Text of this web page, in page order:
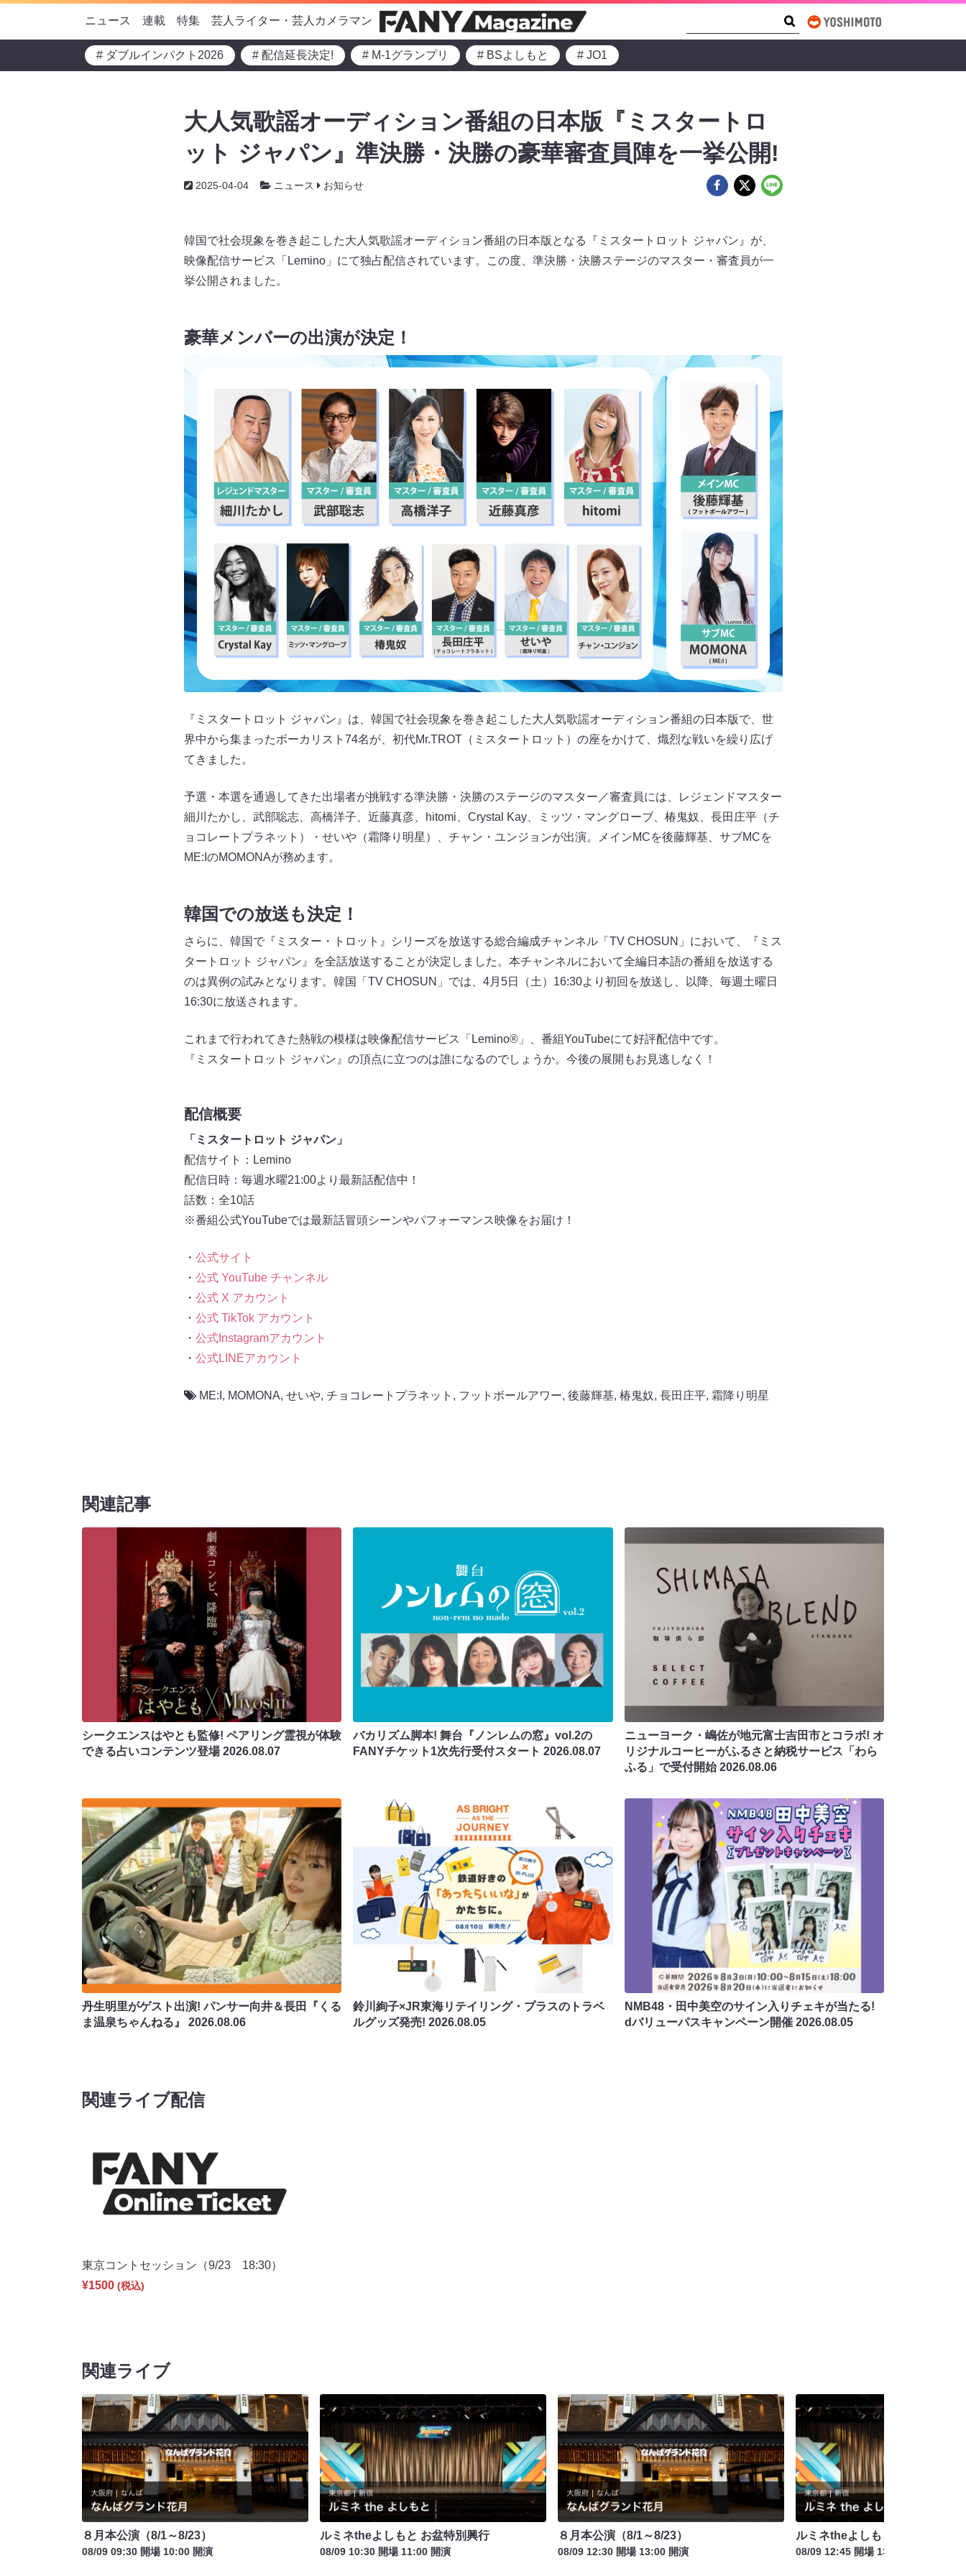
ニュース 連載 特集 芸人ライター・芸人カメラマン
# ダブルインパクト2026 # 配信延長決定! # M-1グランプリ # BSよしもと # JO1
大人気歌謡オーディション番組の日本版『ミスタートロ
ット ジャパン』準決勝・決勝の豪華審査員陣を一挙公開!
2025-04-04 ニュース お知らせ
韓国で社会現象を巻き起こした大人気歌謡オーディション番組の日本版となる『ミスタートロット ジャパン』が、
映像配信サービス「Lemino」にて独占配信されています。この度、準決勝・決勝ステージのマスター・審査員が一
挙公開されました。
豪華メンバーの出演が決定 ！
『ミスタートロット ジャパン』は、韓国で社会現象を巻き起こした大人気歌謡オーディション番組の日本版で、世
界中から集まったボーカリスト74名が、初代Mr.TROT（ミスタートロット）の座をかけて、熾烈な戦いを繰り広げ
てきました。
予選・本選を通過してきた出場者が挑戦する準決勝・決勝のステージのマスター／審査員には、レジェンドマスター
細川たかし、武部聡志、高橋洋子、近藤真彦、hitomi、Crystal Kay、ミッツ・マングローブ、椿鬼奴、長田庄平（チ
ョコレートプラネット）・せいや（霜降り明星）、チャン・ユンジョンが出演。メインMCを後藤輝基、サブMCを
ME:IのMOMONAが務めます。
韓国での放送も決定！
さらに、韓国で『ミスター・トロット』シリーズを放送する総合編成チャンネル「TV CHOSUN」において、『ミス
タートロット ジャパン』を全話放送することが決定しました。本チャンネルにおいて全編日本語の番組を放送する
のは異例の試みとなります。韓国「TV CHOSUN」では、4月5日（土）16:30より初回を放送し、以降、毎週土曜日
16:30に放送されます。
これまで行われてきた熱戦の模様は映像配信サービス「Lemino®」、番組YouTubeにて好評配信中です。
『ミスタートロット ジャパン』の頂点に立つのは誰になるのでしょうか。今後の展開もお見逃しなく！
配信概要
「ミスタートロット ジャパン」
配信サイト：Lemino
配信日時：毎週水曜21:00より最新話配信中！
話数：全10話
※番組公式YouTubeでは最新話冒頭シーンやパフォーマンス映像をお届け！
・ 公式サイト
・ 公式 YouTube チャンネル
・ 公式 X アカウント
・ 公式 TikTok アカウント
・ 公式Instagramアカウント
・ 公式LINEアカウント
ME:I , MOMONA, せいや, チョコレートプラネット , フットボールアワー, 後藤輝基, 椿鬼奴, 長田庄平, 霜降り明星
関連記事
シークエンスはやとも監修! ペアリング霊視が体験
できる占いコンテンツ登場2026.08.07
バカリズム脚本! 舞台『ノンレムの窓』vol.2の
FANYチケット1次先行受付スタート2026.08.07
ニューヨーク・嶋佐が地元富士吉田市とコラボ! オ
リジナルコーヒーがふるさと納税サービス「わら
ふる」で受付開始2026.08.06
丹生明里がゲスト出演! パンサー向井＆長田『くる
ま温泉ちゃんねる』 2026.08.06
鈴川絢子×JR東海リテイリング・プラスのトラベ
ルグッズ発売!2026.08.05
NMB48・田中美空のサイン入りチェキが当たる!
dバリューパスキャンペーン開催 2026.08.05
関連ライブ配信
東京コントセッション（9/23 18:30）
¥1500 (税込)
関連ライブ
８月本公演（8/1～8/23）
08/09 09:30 開場 10:00 開演
ルミネtheよしもと お盆特別興行
08/09 10:30 開場 11:00 開演
８月本公演（8/1～8/23）
08/09 12:30 開場 13:00 開演
ルミネtheよしもと お盆特別興行
08/09 12:45 開場 13:15 開演